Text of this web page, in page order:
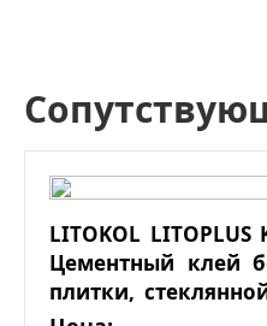
LITOKOL LITOPLUS
Цементный клей
плитки,